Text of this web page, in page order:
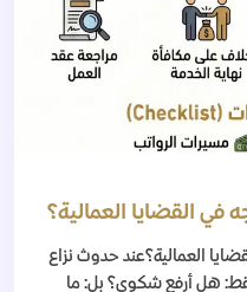
في القضايا العمالية؟
العمالية؟عند حدوث نزاع
هل أرفع شكوى؟ بل: ما